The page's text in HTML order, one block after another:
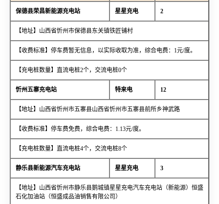
经销商
保德县荣昌新能源充电站 星星充电 2
【地址】山西省忻州市保德县东关镇铁匠铺村
【收费标准】停车费暂无信息，以实际收取为准，综合电费：1元/度。
【充电桩数量】直流电桩2个，交流电桩0个
忻州五寨充电站 特来电 12
【地址】山西省忻州市五寨县山西省忻州市五寨县前所乡神武路
【收费标准】停车费免费，综合电费：1.13元/度。
【充电桩数量】直流电桩4个，交流电桩8个
静乐县新能源汽车充电站 星星充电 3
【地址】山西省忻州市静乐县鹅城镇星星充电汽车充电站（新能源）恒盛
石化加油站（恒盛成品油销售有限公司）